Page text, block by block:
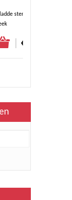
stenen uit de
€ 17,95
Bestel direct